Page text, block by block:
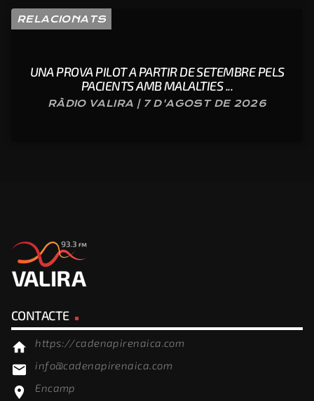
RELACIONATS
UNA PROVA PILOT A PARTIR DE SETEMBRE PELS
PACIENTS AMB MALALTIES ...
RÀDIO VALIRA | 7 D'AGOST DE 2026
CONTACTE
home https://cadenapirenaica.com
email info@cadenapirenaica.com
location_on Encamp